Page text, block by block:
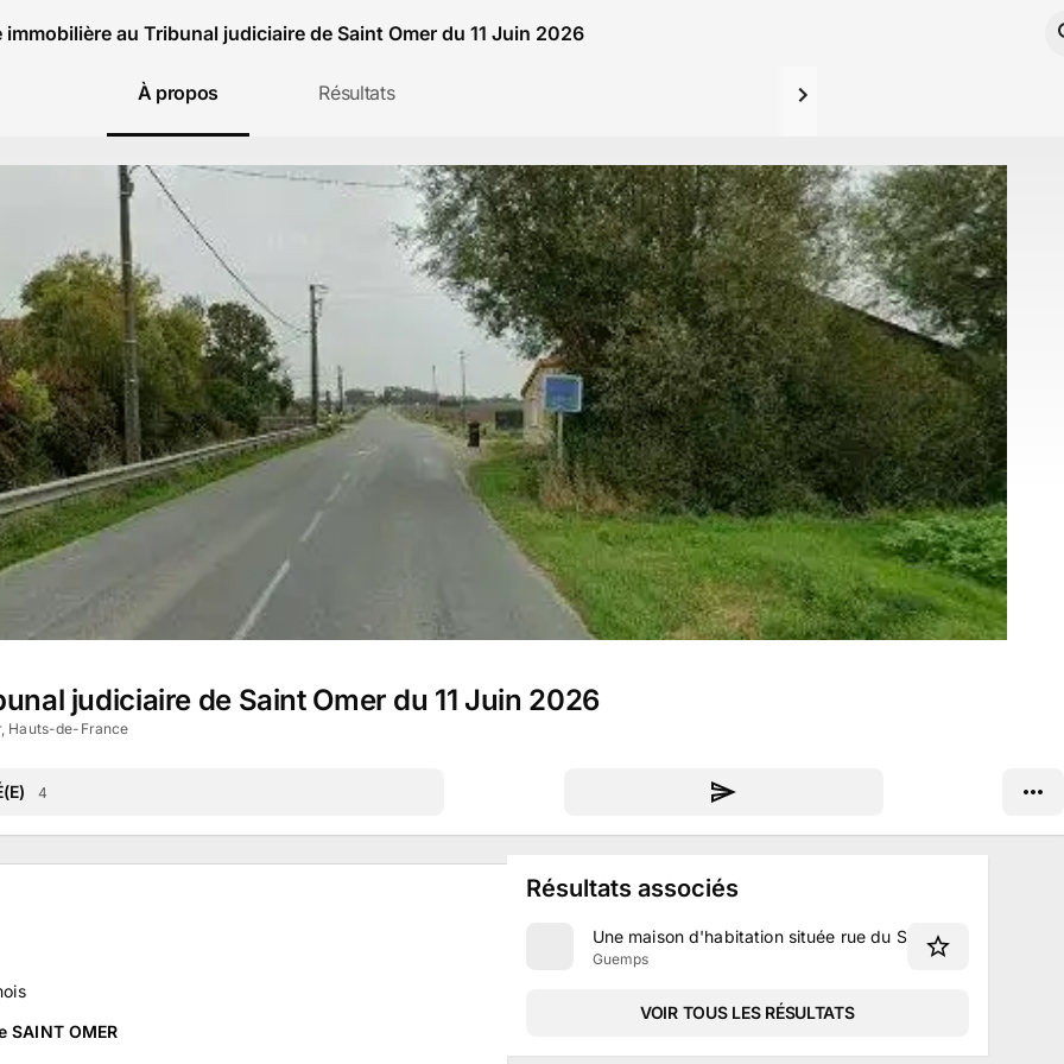
immobilière au Tribunal judiciaire de Saint Omer du 11 Juin 2026
À propos Résultats
judiciaire de Saint Omer du 11 Juin 2026
Hauts-de-France
4
OMER
Résultats associés
Une maison d'habitation située rue du Sauve en Temps à
Guemps
VOIR TOUS LES RÉSULTATS